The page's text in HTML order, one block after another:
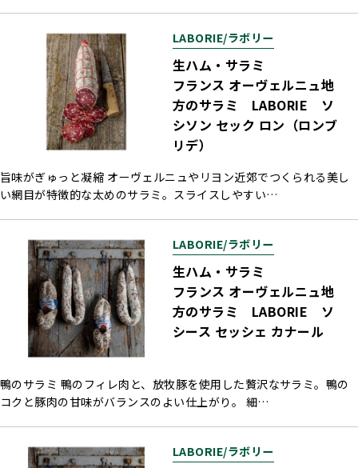
LABORIE/ラボリー
生ハム・サラミ
フランス オーヴェルニュ地
方のサラミ LABORIE ソ
シソン セック ロン（ロンブ
リデ）
旨味がぎゅっと凝縮 オーヴェルニュやリヨン近郊でつくられる美し
い網目が特徴的な太めのサラミ。スライスしやすい…
LABORIE/ラボリー
生ハム・サラミ
フランス オーヴェルニュ地
方のサラミ LABORIE ソ
シース セッシェ カナール
鴨のサラミ 鴨のフィレ肉と、放牧豚を使用した贅沢なサラミ。鴨の
コクと豚肉の甘味がバランスのよい仕上がり。 細…
LABORIE/ラボリー